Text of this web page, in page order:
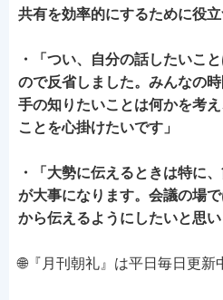
共有を効率的にするために役立
・「つい、自分の話したいこ
ので反省しました。みんなの
手の知りたいことは何かを考
ことを心掛けたいです」
・「大勢に伝えるときは特に
が大事になります。会議の場
から伝えるようにしたいと思い
🌐『月刊朝礼』は平日毎日更新